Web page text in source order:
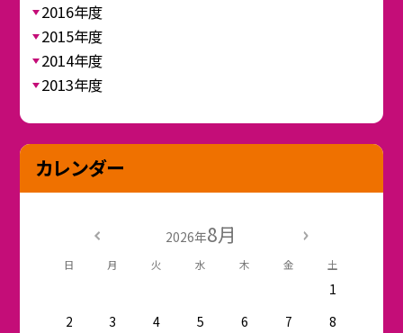
2016年度
2015年度
2014年度
2013年度
カレンダー
2026年8月
日 月 火 水 木 金 土
1
2
3 4 5 6 7
8